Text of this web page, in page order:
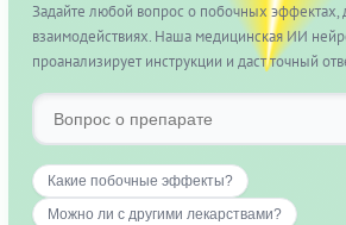
Задайте любой вопрос о побочных эффектах,
взаимодействиях. Наша медицинская ИИ
проанализирует инструкции и даст точный
Какие побочные эффекты?
Можно ли с другими лекарствами?